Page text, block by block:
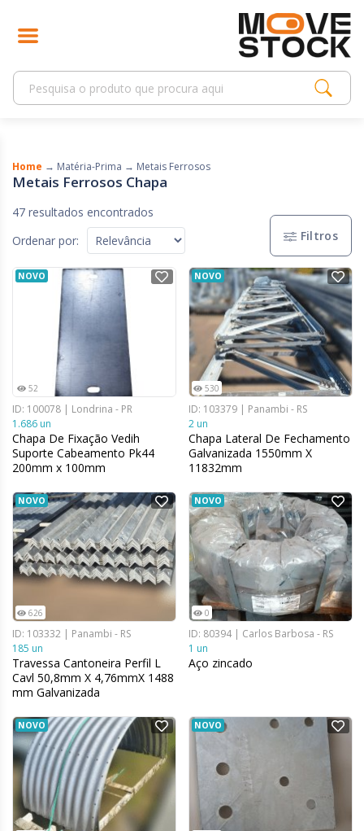
Home → Matéria-Prima → Metais Ferrosos
Metais Ferrosos Chapa
47 resultados encontrados
Ordenar por:
Filtros
NOVO
52
ID: 100078 | Londrina - PR
1.686 un
Chapa De Fixação Vedih
Suporte Cabeamento Pk44
200mm x 100mm
NOVO
530
ID: 103379 | Panambi - RS
2 un
Chapa Lateral De Fechamento
Galvanizada 1550mm X
11832mm
NOVO
626
ID: 103332 | Panambi - RS
185 un
Travessa Cantoneira Perfil L
Cavl 50,8mm X 4,76mmX 1488
mm Galvanizada
NOVO
0
ID: 80394 | Carlos Barbosa - RS
1 un
Aço zincado
NOVO NOVO